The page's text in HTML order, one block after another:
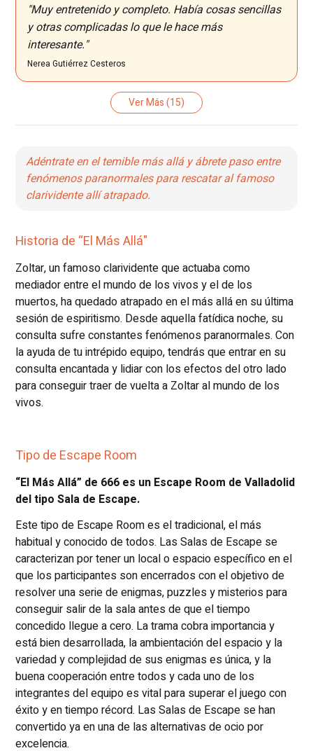
"Muy entretenido y completo. Había cosas sencillas
y otras complicadas lo que le hace más
interesante."
Nerea Gutiérrez Cesteros
Ver Más(15)
Adéntrate en el temible más allá y ábrete paso entre
fenómenos paranormales para rescatar al famoso
clarividente allí atrapado.
Historia de “El Más Allá"
Zoltar, un famoso clarividente que actuaba como
mediador entre el mundo de los vivos y el de los
muertos, ha quedado atrapado en el más allá en su última
sesión de espiritismo. Desde aquella fatídica noche, su
consulta sufre constantes fenómenos paranormales. Con
la ayuda de tu intrépido equipo, tendrás que entrar en su
consulta encantada y lidiar con los efectos del otro lado
para conseguir traer de vuelta a Zoltar al mundo de los
vivos.
Tipo de Escape Room
“El Más Allá” de 666 es un Escape Room de Valladolid
del tipo Sala de Escape.
Este tipo de Escape Room es el tradicional, el más
habitual y conocido de todos. Las Salas de Escape se
caracterizan por tener un local o espacio específico en el
que los participantes son encerrados con el objetivo de
resolver una serie de enigmas, puzzles y misterios para
conseguir salir de la sala antes de que el tiempo
concedido llegue a cero. La trama cobra importancia y
está bien desarrollada, la ambientación del espacio y la
variedad y complejidad de sus enigmas es única, y la
buena cooperación entre todos y cada uno de los
integrantes del equipo es vital para superar el juego con
éxito y en tiempo récord. Las Salas de Escape se han
convertido ya en una de las alternativas de ocio por
excelencia.